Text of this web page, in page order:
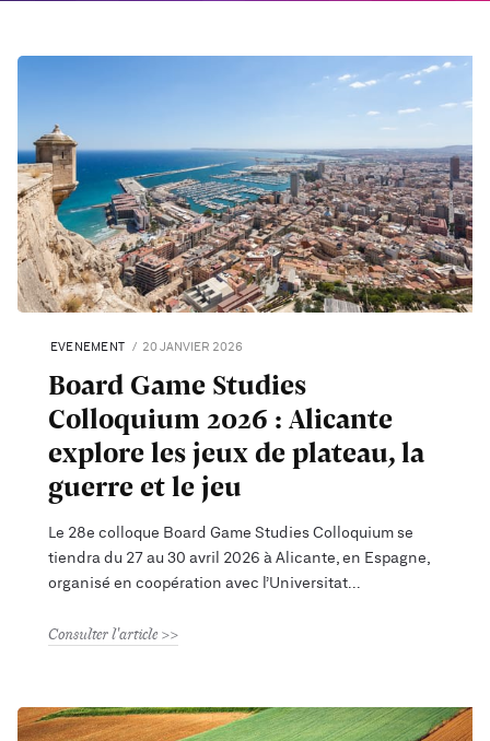
EVENEMENT 20 JANVIER 2026
Board Game Studies
Colloquium 2026 : Alicante
explore les jeux de plateau, la
guerre et le jeu
Le 28e colloque Board Game Studies Colloquium se
tiendra du 27 au 30 avril 2026 à Alicante, en Espagne,
organisé en coopération avec l’Universitat
Consulter l'article